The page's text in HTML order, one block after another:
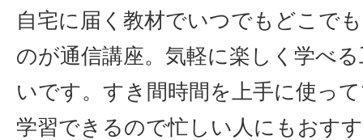
自宅に届く教材でいつでもどこで
のが通信講座。気軽に楽しく学べ
いです。すき間時間を上手に使っ
学習できるので忙しい人にもおす